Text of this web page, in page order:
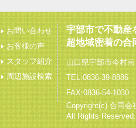
お問い合わせ
お客様の声
スタッフ紹介
周辺施設検索
宇部市で不動産
超地域密着の合
山口県宇部市今村
TEL:0836-39-8886
FAX:0836-54-1030
Copyright(c) 合同会
All Rights Reserved.